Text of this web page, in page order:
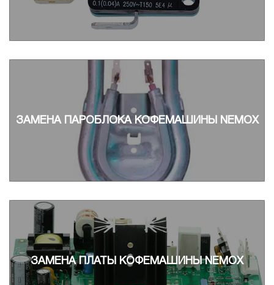
ЗАМЕНА ПАРОБЛОКА КОФЕМАШИНЫ NEMOX
ЗАМЕНА ПЛАТЫ КОФЕМАШИНЫ NEMOX